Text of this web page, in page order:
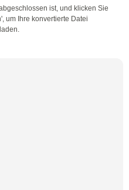
ist, und klicken Sie
um Ihre konvertierte Datei